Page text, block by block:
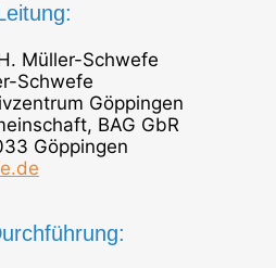
Müller-Schwefe
Schwefe
Göppingen
BAG GbR
Göppingen